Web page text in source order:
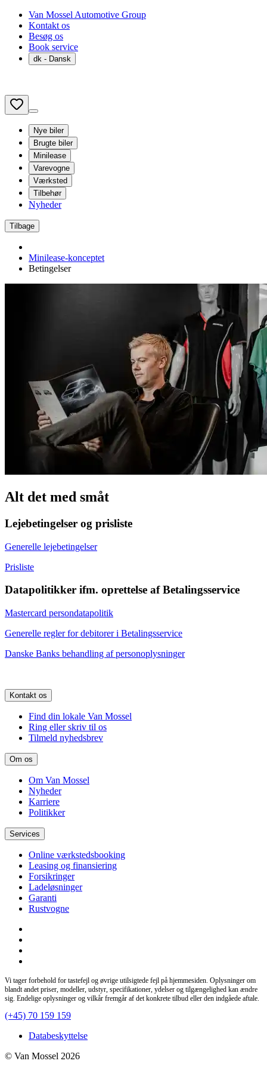
Van Mossel Automotive Group
Kontakt os
Besøg os
Book service
dk - Dansk
Nye biler
Brugte biler
Minilease
Varevogne
Værksted
Tilbehør
Nyheder
Tilbage
Minilease-konceptet
Betingelser
Alt det med småt
Lejebetingelser og prisliste
Generelle lejebetingelser
Prisliste
Datapolitikker ifm. oprettelse af Betalingsservice
Mastercard persondatapolitik
Generelle regler for debitorer i Betalingsservice
Danske Banks behandling af personoplysninger
Kontakt os
Find din lokale Van Mossel
Ring eller skriv til os
Tilmeld nyhedsbrev
Om os
Om Van Mossel
Nyheder
Karriere
Politikker
Services
Online værkstedsbooking
Leasing og finansiering
Forsikringer
Ladeløsninger
Garanti
Rustvogne
Vi tager forbehold for tastefejl og øvrige utilsigtede fejl på hjemmesiden. Oplysninger om
blandt andet priser, modeller, udstyr, specifikationer, ydelser og tilgængelighed kan ændre
sig. Endelige oplysninger og vilkår fremgår af det konkrete tilbud eller den indgåede aftale.
(+45) 70 159 159
Databeskyttelse
© Van Mossel 2026